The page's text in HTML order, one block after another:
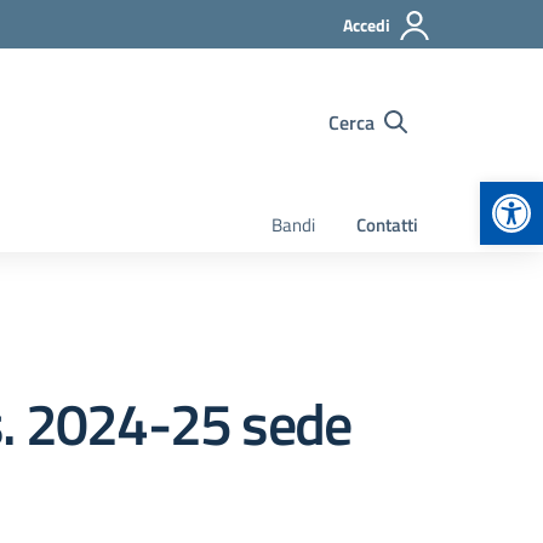
Accedi
Cerca
Bandi Contatti
2024-25 sede